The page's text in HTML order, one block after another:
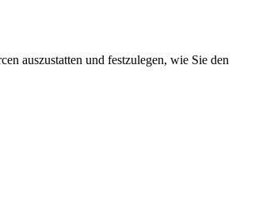
auszustatten und festzulegen, wie Sie den